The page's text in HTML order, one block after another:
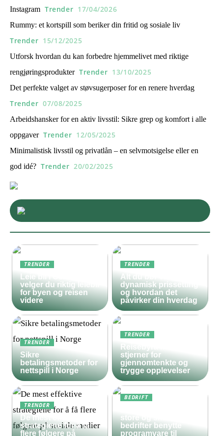
Instagram Trender 17/04/2026
Rummy: et kortspill som beriker din fritid og sosiale liv
Trender 15/12/2025
Utforsk hvordan du kan forbedre hjemmelivet med riktige
rengjøringsprodukter Trender 13/10/2025
Det perfekte valget av støvsugerposer for en renere hverdag
Trender 07/08/2025
Arbeidshansker for en aktiv livsstil: Sikre grep og komfort i alle
oppgaver Trender 12/05/2025
Minimalistisk livsstil og privatlån – en selvmotsigelse eller en
god idé? Trender 20/02/2025
TRENDER
Leie bil i Oslo – slik
velger du riktig leiebil
for byen og reisen
videre
TRENDER
Alt du bør vite om
dynamisk prissetting
og hvordan det
påvirker din hverdag
TRENDER
Sikre
betalingsmetoder for
nettspill i Norge
TRENDER
Reisebyrå med 5
stjerner for
gjennomtenkte og
trygge opplevelser
TRENDER
De mest effektive
strategiene for å få
flere følgere på
BEDRIFT
store og små
bedrifter benytte
programvare til